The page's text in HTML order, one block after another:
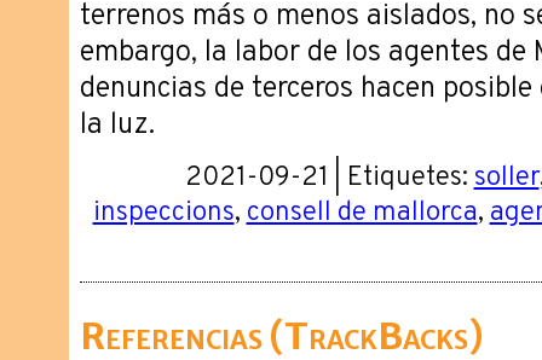
terrenos más o menos aislados, no
embargo, la labor de los agentes de
denuncias de terceros hacen
la luz.
2021-09-21 | Etiquetes:soller
inspeccions,consell de mallorca,
Referencias (TrackBacks)